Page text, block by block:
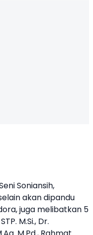
Soniansih,
akan dipandu
juga melibatkan 5
M.Si., Dr.